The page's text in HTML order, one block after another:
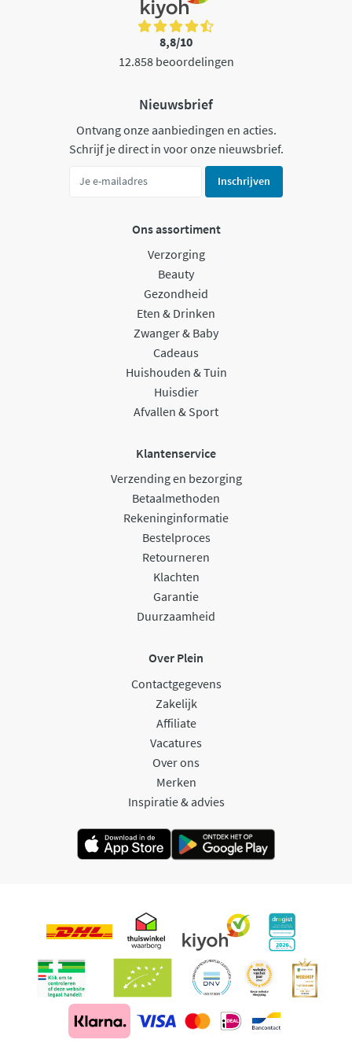
8,8/10
12.858 beoordelingen
Nieuwsbrief
Ontvang onze aanbiedingen en acties.
Schrijf je direct in voor onze nieuwsbrief.
Inschrijven
Ons assortiment
Verzorging
Beauty
Gezondheid
Eten & Drinken
Zwanger & Baby
Cadeaus
Huishouden & Tuin
Huisdier
Afvallen & Sport
Klantenservice
Verzending en bezorging
Betaalmethoden
Rekeninginformatie
Bestelproces
Retourneren
Klachten
Garantie
Duurzaamheid
Over Plein
Contactgegevens
Zakelijk
Affiliate
Vacatures
Over ons
Merken
Inspiratie & advies